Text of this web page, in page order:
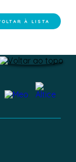
À LISTA